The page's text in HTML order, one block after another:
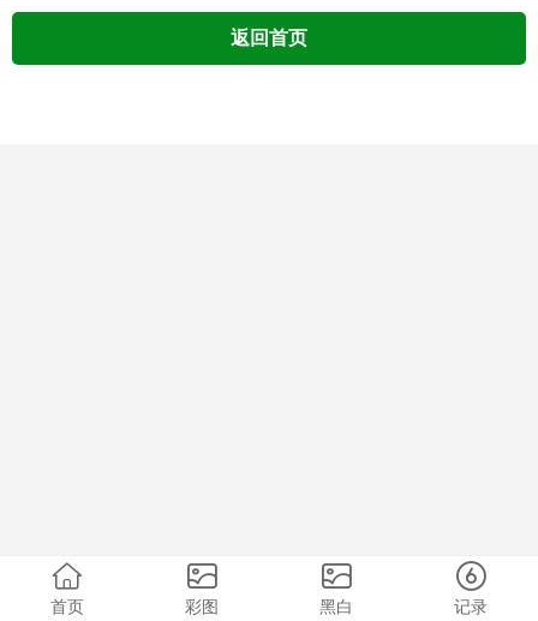
返回首页
首页 彩图 黑白 记录